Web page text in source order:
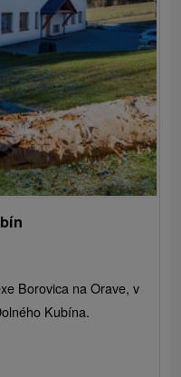
Borovica na Orave, v
Kubína.